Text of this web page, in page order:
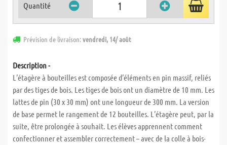
Quantité
Prévision de livraison:vendredi, 14/ août
Description -
L’étagère à bouteilles est composée d’éléments en pin massif, reliés
par des tiges de bois. Les tiges de bois ont un diamètre de 10 mm. Les
lattes de pin (30 x 30 mm) ont une longueur de 300 mm. La version
de base permet le rangement de 12 bouteilles. L’étagère peut, par la
suite, être prolongée à souhait. Les élèves apprennent comment
confectionner et assembler correctement – avec de la colle à bois-